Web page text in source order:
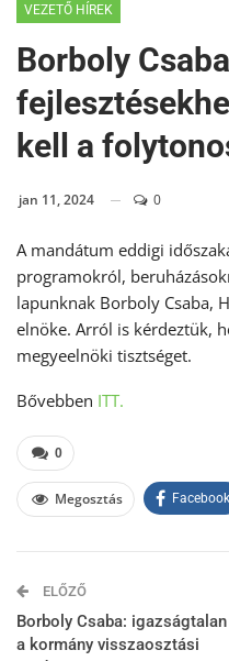
VEZETŐ HÍREK
Borboly
kell a
jan 11, 2024 0
A mandátum eddigi
programokról,
lapunknak Borboly Csaba,
elnöke. Arról is kér­dez­tük,
megyeelnöki tisztséget.
Bővebben ITT.
0
Megosztás Facebook
ELŐZŐ
Borboly Csaba: igazságtalan
a kormány visszaosztási